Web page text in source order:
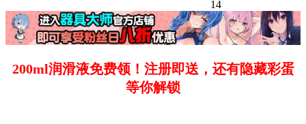
14
200ml润滑液免费领！注册即送，还有隐藏彩蛋
等你解锁